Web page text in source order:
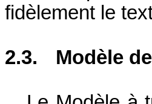
fidèlement le
2.3. Modèle